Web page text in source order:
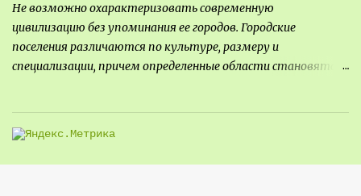
Не возможно охарактеризовать современную
цивилизацию без упоминания ее городов. Городские
поселения различаются по культуре, размеру и
специализации, причем определенные области становятся
поселения был общим показателем его важности - чем
крупнее город, тем больше мощности он приносил, однако, с
большой миграцией в сельскую местность в прошлом веке,